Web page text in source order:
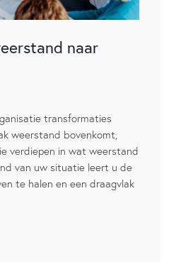
naar
transformaties
weerstand bovenkomt,
verdiepen in wat weerstand
van uw situatie leert u de
te halen en een draagvlak